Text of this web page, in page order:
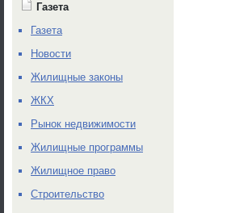
Газета
Газета
Новости
Жилищные законы
ЖКХ
Рынок недвижимости
Жилищные программы
Жилищное право
Строительство